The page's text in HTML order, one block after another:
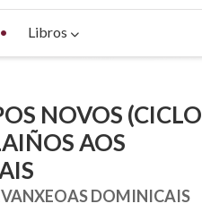
Libros
NOVOS (CICLO
AOS
DOMINICAIS